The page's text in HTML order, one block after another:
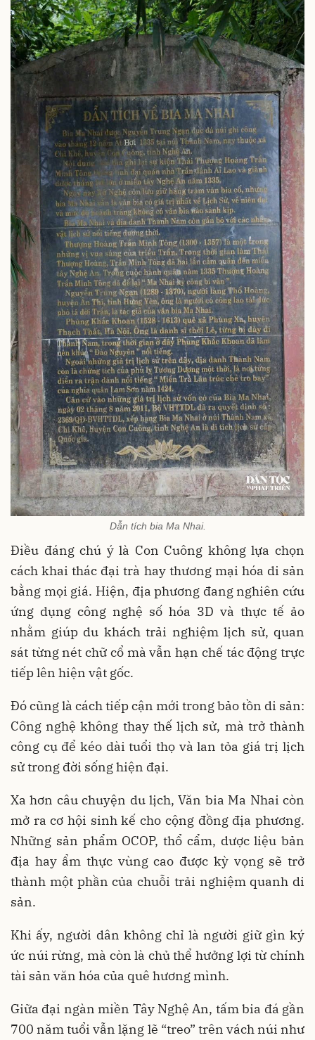
Dẫn tích bia Ma Nhai.
Điều đáng chú ý là Con Cuông không lựa chọn
cách khai thác đại trà hay thương mại hóa di sản
bằng mọi giá. Hiện, địa phương đang nghiên cứu
ứng dụng công nghệ số hóa 3D và thực tế ảo
nhằm giúp du khách trải nghiệm lịch sử, quan
sát từng nét chữ cổ mà vẫn hạn chế tác động trực
tiếp lên hiện vật gốc.
Đó cũng là cách tiếp cận mới trong bảo tồn di sản:
Công nghệ không thay thế lịch sử, mà trở thành
công cụ để kéo dài tuổi thọ và lan tỏa giá trị lịch
sử trong đời sống hiện đại.
Xa hơn câu chuyện du lịch, Văn bia Ma Nhai còn
mở ra cơ hội sinh kế cho cộng đồng địa phương.
Những sản phẩm OCOP, thổ cẩm, dược liệu bản
địa hay ẩm thực vùng cao được kỳ vọng sẽ trở
thành một phần của chuỗi trải nghiệm quanh di
sản.
Khi ấy, người dân không chỉ là người giữ gìn ký
ức núi rừng, mà còn là chủ thể hưởng lợi từ chính
tài sản văn hóa của quê hương mình.
Giữa đại ngàn miền Tây Nghệ An, tấm bia đá gần
700 năm tuổi vẫn lặng lẽ “treo” trên vách núi như